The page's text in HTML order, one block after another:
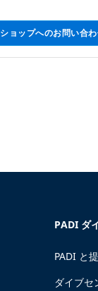
ショップへのお問い合
PADI ダ
PADI と
ダイブセ